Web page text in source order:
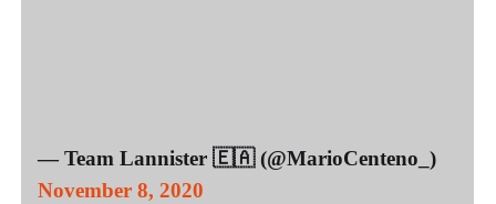
— Team Lannister 🇪🇦 (@MarioCenteno_)
November 8, 2020